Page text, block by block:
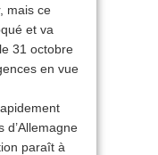
mais ce
et va
31 octobre
en vue
d’Allemagne
paraît à